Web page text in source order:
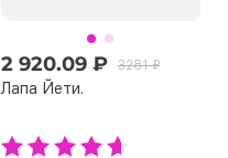
2 920.09 ₽ 3281 ₽
Лапа Йети.